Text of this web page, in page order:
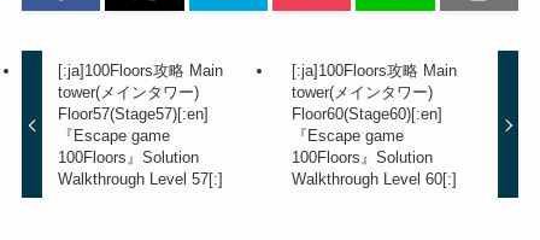
[:ja]100Floors攻略 Main
tower(メインタワー)
Floor57(Stage57)[:en]
『Escape game
100Floors』Solution
Walkthrough Level 57[:]
[:ja]100Floors攻略 Main
tower(メインタワー)
Floor60(Stage60)[:en]
『Escape game
100Floors』Solution
Walkthrough Level 60[:]